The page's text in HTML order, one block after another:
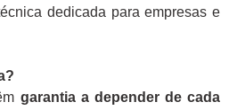
dedicada para empresas e
garantia a depender de cada